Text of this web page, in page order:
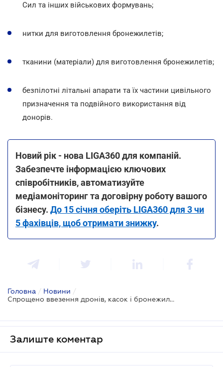
Сил та інших військових формувань;
нитки для виготовлення бронежилетів;
тканини (матеріали) для виготовлення бронежилетів;
безпілотні літальні апарати та їх частини цивільного
призначення та подвійного використання від
донорів.
Новий рік - нова LIGA360 для компаній.
Забезпечте інформацією ключових
співробітників, автоматизуйте
медіамоніторинг та договірну роботу вашого
бізнесу. До 15 січня оберіть LIGA360 для 3 чи
5 фахівців, щоб отримати знижку.
Головна / Новини /
Спрощено ввезення дронів, касок і бронежилетів
Залиште коментар